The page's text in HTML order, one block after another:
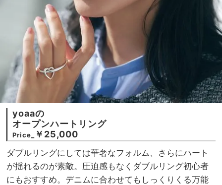
yoaaの
オープンハートリング
Price_
￥25,000
ダブルリングにしては華奢なフォルム、さらにハート
が揺れるのが素敵。圧迫感もなくダブルリング初心者
にもおすすめ。デニムに合わせてもしっくりくる万能